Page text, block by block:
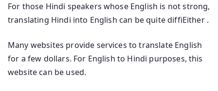
For those Hindi speakers whose English is not strong,
translating Hindi into English can be quite diffiEither .
Many websites provide services to translate English
for a few dollars. For English to Hindi purposes, this
website can be used.